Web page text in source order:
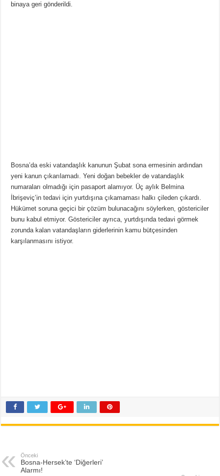
binaya geri gönderildi.
Bosna’da eski vatandaşlık kanunun Şubat sona ermesinin ardından
yeni kanun çıkarılamadı. Yeni doğan bebekler de vatandaşlık
numaraları olmadığı için pasaport alamıyor. Üç aylık Belmina
İbrişeviç’in tedavi için yurtdışına çıkamaması halkı çileden çıkardı.
Hükümet soruna geçici bir çözüm bulunacağını söylerken, göstericiler
bunu kabul etmiyor. Göstericiler ayrıca, yurtdışında tedavi görmek
zorunda kalan vatandaşların giderlerinin kamu bütçesinden
karşılanmasını istiyor.
Önceki
Bosna-Hersek’te ‘Diğerleri’
Alarmı!